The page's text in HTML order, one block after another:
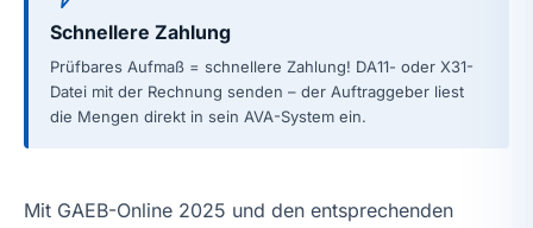
Schnellere Zahlung
Prüfbares Aufmaß = schnellere Zahlung! DA11- oder X31-
Datei mit der Rechnung senden – der Auftraggeber liest
die Mengen direkt in sein AVA-System ein.
Mit GAEB-Online 2025 und den entsprechenden